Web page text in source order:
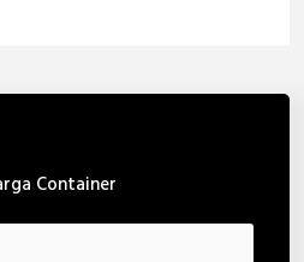
Container